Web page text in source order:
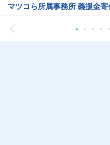
マツコら所属事務所 義援金寄